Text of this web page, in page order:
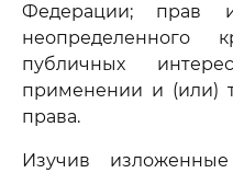
Федерации; прав
публичных
применении и (или)
права.
Изучив